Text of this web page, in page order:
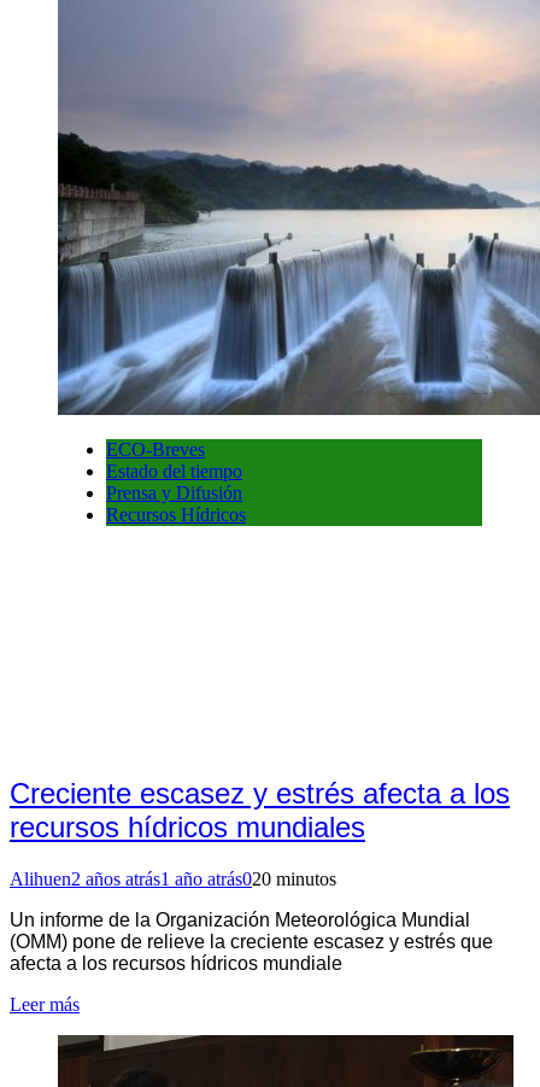
ECO-Breves
Estado del tiempo
Prensa y Difusión
Recursos Hídricos
Creciente escasez y estrés afecta a los
recursos hídricos mundiales
Alihuen2 años atrás1 año atrás020 minutos
Un informe de la Organización Meteorológica Mundial
(OMM) pone de relieve la creciente escasez y estrés que
afecta a los recursos hídricos mundiale
Leer más